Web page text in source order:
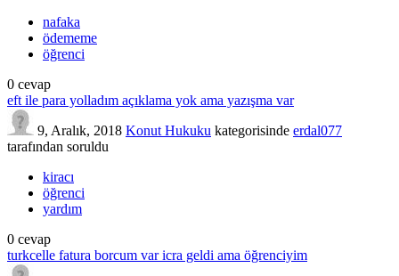
nafaka
ödememe
öğrenci
0 cevap
eft ile para yolladım açıklama yok ama yazışma var
9, Aralık, 2018 Konut Hukuku kategorisinde erdal077
tarafından soruldu
kiracı
öğrenci
yardım
0 cevap
turkcelle fatura borcum var icra geldi ama öğrenciyim